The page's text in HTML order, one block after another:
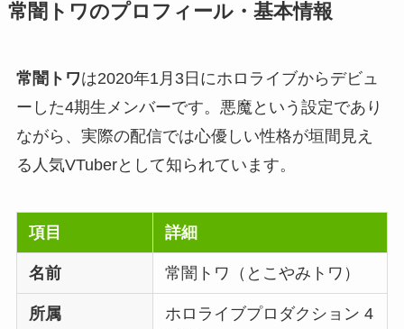
常闇トワのプロフィール・基本情報
常闇トワは2020年1月3日にホロライブからデビュ
ーした4期生メンバーです。悪魔という設定であり
ながら、実際の配信では心優しい性格が垣間見え
る人気VTuberとして知られています。
項目 詳細
名前 常闇トワ（とこやみトワ）
所属
ホロライブプロダクション 4